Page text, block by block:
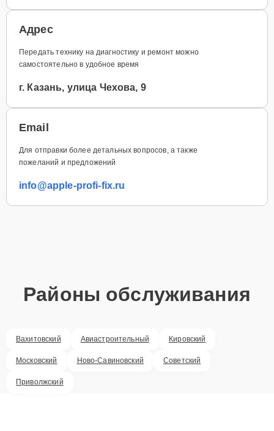
Адрес
Передать технику на диагностику и ремонт можно
самостоятельно в удобное время
г. Казань, улица Чехова, 9
Email
Для отправки более детальных вопросов, а также
пожеланий и предложений
info@apple-profi-fix.ru
Районы обслуживания
Вахитовский Авиастроительный Кировский
Московский Ново-Савиновский Советский
Приволжский